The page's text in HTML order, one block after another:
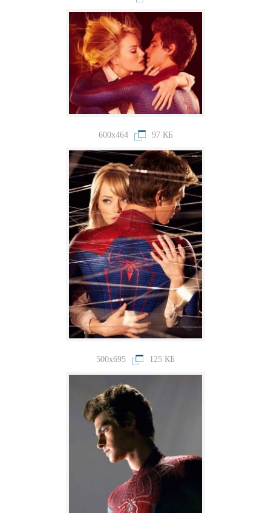
600x464 97 КБ
500x695 125 КБ